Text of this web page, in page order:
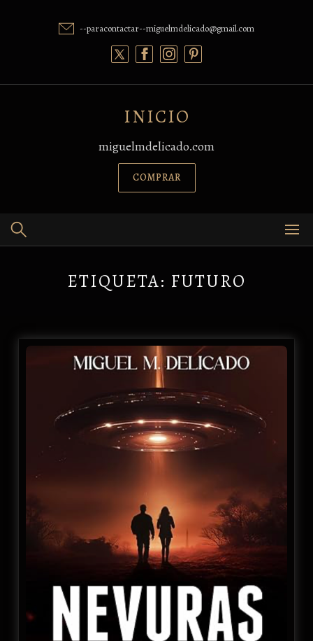
--paracontactar--miguelmdelicado@gmail.com
INICIO
miguelmdelicado.com
COMPRAR
ETIQUETA: FUTURO